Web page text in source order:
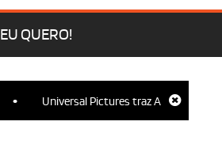
EU QUERO!
Universal Pictures traz Ariana Grande,